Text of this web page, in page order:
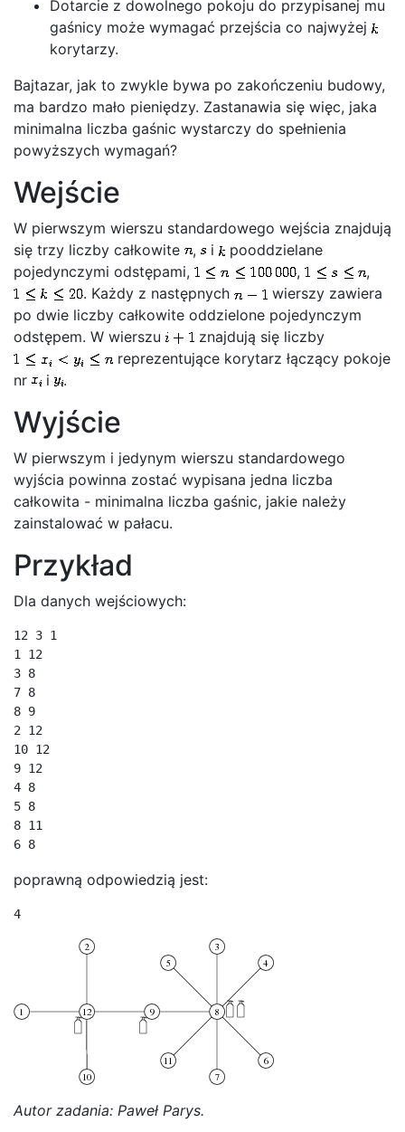
Dotarcie z dowolnego pokoju do przypisanej mu
gaśnicy może wymagać przejścia co najwyżej
korytarzy.
Bajtazar, jak to zwykle bywa po zakończeniu budowy,
ma bardzo mało pieniędzy. Zastanawia się więc, jaka
minimalna liczba gaśnic wystarczy do spełnienia
powyższych wymagań?
Wejście
W pierwszym wierszu standardowego wejścia znajdują
się trzy liczby całkowite
, i
pooddzielane
pojedynczymi odstępami,
,
,
. Każdy z następnych
wierszy zawiera
po dwie liczby całkowite oddzielone pojedynczym
odstępem. W wierszu
znajdują się liczby
reprezentujące korytarz łączący pokoje
nr
i .
Wyjście
W pierwszym i jedynym wierszu standardowego
wyjścia powinna zostać wypisana jedna liczba
całkowita - minimalna liczba gaśnic, jakie należy
zainstalować w pałacu.
Przykład
Dla danych wejściowych:
12 3 1
1 12
3 8
7 8
8 9
2 12
10 12
9 12
4 8
5 8
8 11
poprawną odpowiedzią jest:
Autor zadania: Paweł Parys.